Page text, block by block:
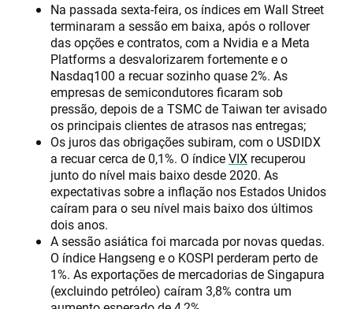
Na passada sexta-feira, os índices em Wall Street
terminaram a sessão em baixa, após o rollover
das opções e contratos, com a Nvidia e a Meta
Platforms a desvalorizarem fortemente e o
Nasdaq100 a recuar sozinho quase 2%. As
empresas de semicondutores ficaram sob
pressão, depois de a TSMC de Taiwan ter avisado
os principais clientes de atrasos nas entregas;
Os juros das obrigações subiram, com o USDIDX
a recuar cerca de 0,1%. O índiceVIX recuperou
junto do nível mais baixo desde 2020. As
expectativas sobre a inflação nos Estados Unidos
caíram para o seu nível mais baixo dos últimos
dois anos.
A sessão asiática foi marcada por novas quedas.
O índice Hangseng e o KOSPI perderam perto de
1%. As exportações de mercadorias de Singapura
(excluindo petróleo) caíram 3,8% contra um